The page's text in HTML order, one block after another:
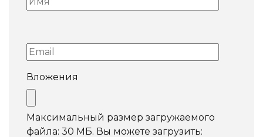
Вложения
Максимальный размер загружаемого
файла: 30 МБ. Вы можете загрузить: